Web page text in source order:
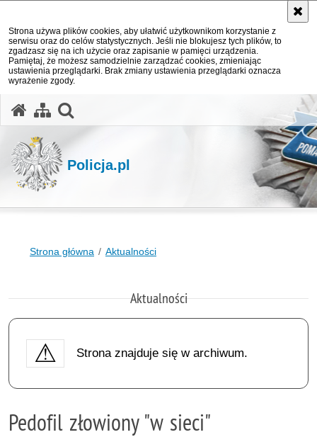
Strona używa plików cookies, aby ułatwić użytkownikom korzystanie z
serwisu oraz do celów statystycznych. Jeśli nie blokujesz tych plików, to
zgadzasz się na ich użycie oraz zapisanie w pamięci urządzenia.
Pamiętaj, że możesz samodzielnie zarządzać cookies, zmieniając
ustawienia przeglądarki. Brak zmiany ustawienia przeglądarki oznacza
wyrażenie zgody.
Policja.pl
Strona główna Aktualności
Aktualności
Strona znajduje się w archiwum.
Pedofil złowiony "w sieci"